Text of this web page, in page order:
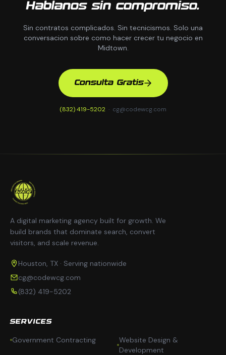
Hablanos sin compromiso.
Sin contratos complicados. Sin tecnicismos. Solo una
conversacion sobre como hacer crecer tu negocio en
Midtown.
Consulta Gratis
(832) 419-5202 · cg@codewcg.com
A digital marketing agency built for growth. We
build brands that dominate search, convert
visitors, and scale revenue.
Houston, TX · Serving nationwide
cg@codewcg.com
(832) 419-5202
SERVICES
Government Contracting
Website Design &
Development